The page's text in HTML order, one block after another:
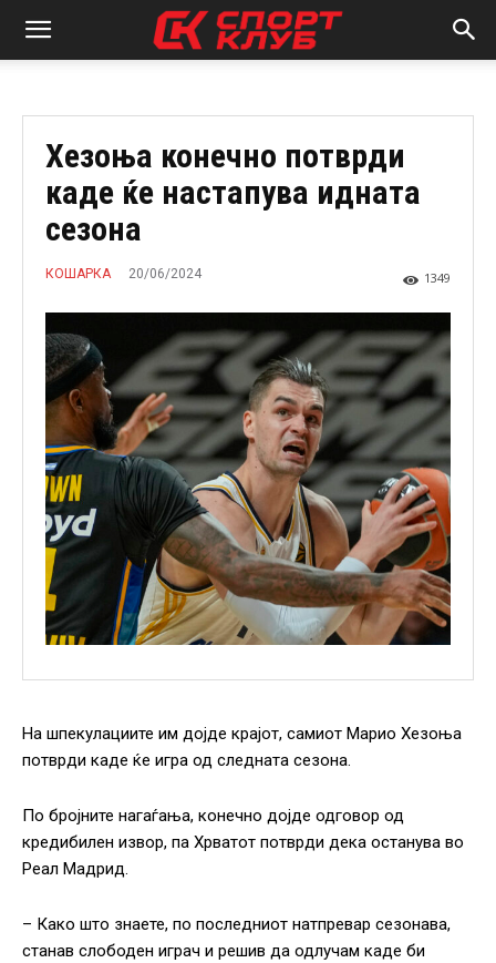
Хезоња конечно потврди
каде ќе настапува идната
сезона
КОШАРКА 20/06/2024 1349
На шпекулациите им дојде крајот, самиот Марио Хезоња
потврди каде ќе игра од следната сезона.
По бројните нагаѓања, конечно дојде одговор од
кредибилен извор, па Хрватот потврди дека останува во
Реал Мадрид.
– Како што знаете, по последниот натпревар сезонава,
станав слободен играч и решив да одлучам каде би